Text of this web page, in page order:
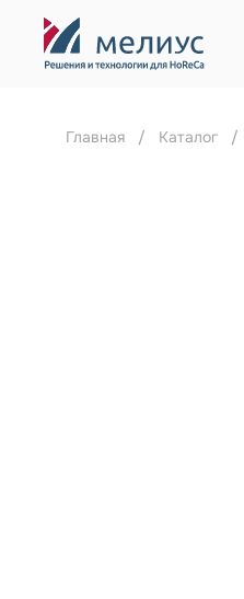
Главная Каталог